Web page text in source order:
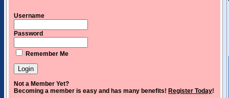
Username
Password
Remember Me
Not a Member Yet?
Becoming a member is easy and has many benefits! Register Today!